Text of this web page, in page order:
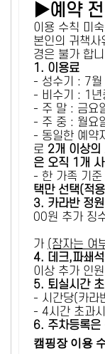
▶예약
이용 수칙 미
본인의 귀책
경은 불가 합
1. 이용료
- 성수기 : 7
- 비수기 : 1년
- 주 말 : 금요
- 주 중 : 월요
- 동일한 예약
로 2개 이상의
은 오직 1개
- 한 가족 기준
택만 선택(적
3. 카라반 정
00원 추가 징
A1,A2
가 (잠자는 여
4. 데크,파쇄
이상 추가 인
5. 퇴실시간
- 시간당(카
- 4시간 초과
6. 주차등록은
캠핑장 이용